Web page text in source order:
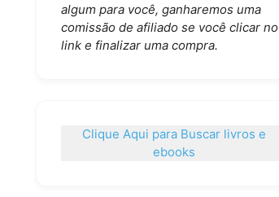
algum para você, ganharemos uma
comissão de afiliado se você clicar no
link e finalizar uma compra.
Clique Aqui para Buscar livros e
ebooks